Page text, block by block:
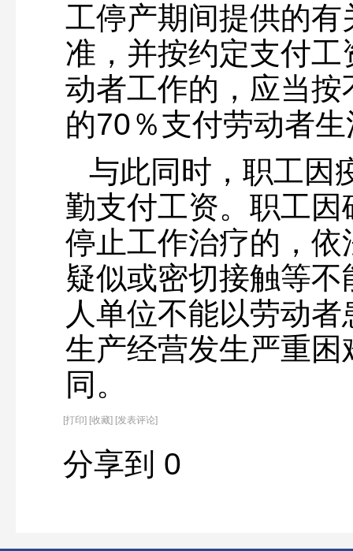
工停产期间提供的
准，并按约定支付
动者工作的，应当
的70％支付劳动者
与此同时，职工因
勤支付工资。职工
停止工作治疗的，
疑似或密切接触等
人单位不能以劳动
生产经营发生严重
同。
[打印] [收藏] [发表评论]
分享到 0